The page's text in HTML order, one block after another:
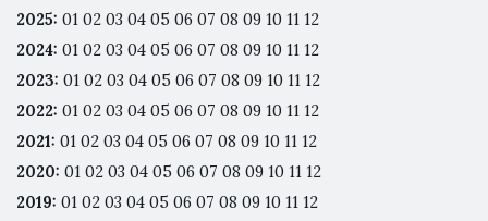
2025: 01 02 03 04 05 06 07 08 09 10 11 12
2024: 01 02 03 04 05 06 07 08 09 10 11 12
2023: 01 02 03 04 05 06 07 08 09 10 11 12
2022: 01 02 03 04 05 06 07 08 09 10 11 12
2021: 01 02 03 04 05 06 07 08 09 10 11 12
2020: 01 02 03 04 05 06 07 08 09 10 11 12
2019: 01 02 03 04 05 06 07 08 09 10 11 12